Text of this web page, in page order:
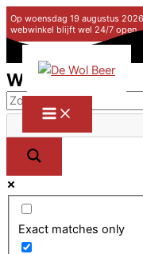
Op woensdag 19 augustus
webwinkel blijft wel 24/7 open.
Winkel
Exact matches only